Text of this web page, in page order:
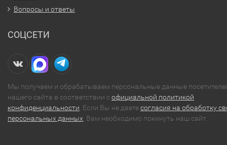
Вопросы и ответы
СОЦСЕТИ
Мы получаем и обрабатываем персональные данные
нашего сайта в соответствии софициальной политикой
конфиденциальности . Если Вы не даетесогласия на обработку
персональных данных , Вам необходимо покинуть наш сайт.